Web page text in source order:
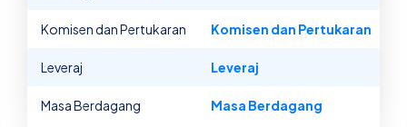
Komisen dan Pertukaran Komisen dan Pertukaran
Leveraj Leveraj
Masa Berdagang Masa Berdagang